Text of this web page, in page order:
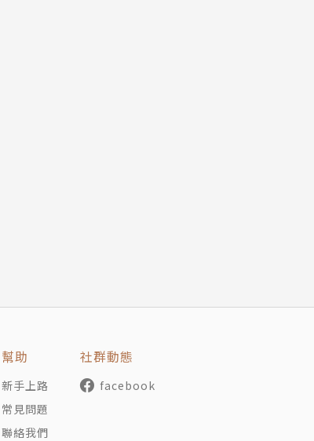
幫助
新手上路
常見問題
聯絡我們
社群動態
facebook